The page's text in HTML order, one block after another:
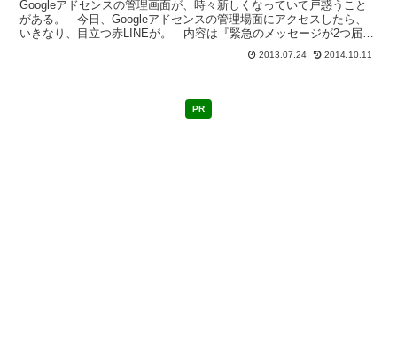
Googleアドセンスの管理画面が、時々新しくなっていて戸惑うこと
がある。 今日、Googleアドセンスの管理場面にアクセスしたら、
いきなり、目立つ赤LINEが。 内容は『緊急のメッセージが2つ届い
ています。』 なんですと？何かやったか？？...2013.07.24 2014.10.11
PR